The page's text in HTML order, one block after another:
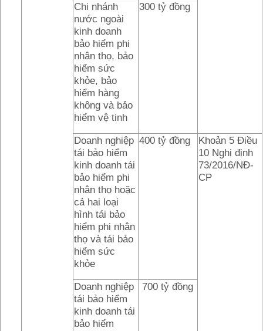
Chi nhánh
nước ngoài
kinh doanh
bảo hiểm phi
nhân thọ, bảo
hiểm sức
khỏe, bảo
hiểm hàng
không và bảo
hiểm vệ tinh
300 tỷ đồng
Doanh nghiệp
tái bảo hiểm
kinh doanh tái
bảo hiểm phi
nhân thọ hoặc
cả hai loại
hình tái bảo
hiểm phi nhân
thọ và tái bảo
hiểm sức
khỏe
400 tỷ đồng
Khoản 5 Điều
10 Nghị định
73/2016/NĐ-
CP
Doanh nghiệp
tái bảo hiểm
kinh doanh tái
bảo hiểm
700 tỷ đồng